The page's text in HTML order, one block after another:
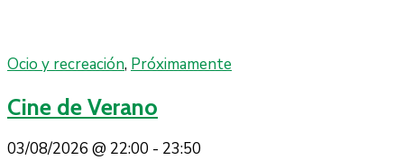
Ocio y recreación, Próximamente
Cine de Verano
03/08/2026 @ 22:00 - 23:50